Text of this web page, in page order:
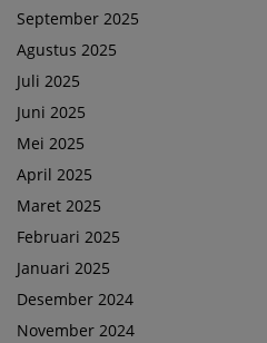
September 2025
Agustus 2025
Juli 2025
Juni 2025
Mei 2025
April 2025
Maret 2025
Februari 2025
Januari 2025
Desember 2024
November 2024